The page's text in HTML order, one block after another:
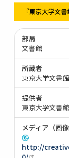
『東京大学文
部局
文書館
所蔵者
東京大学文書館
提供者
東京大学文書館
メディア（画
http://